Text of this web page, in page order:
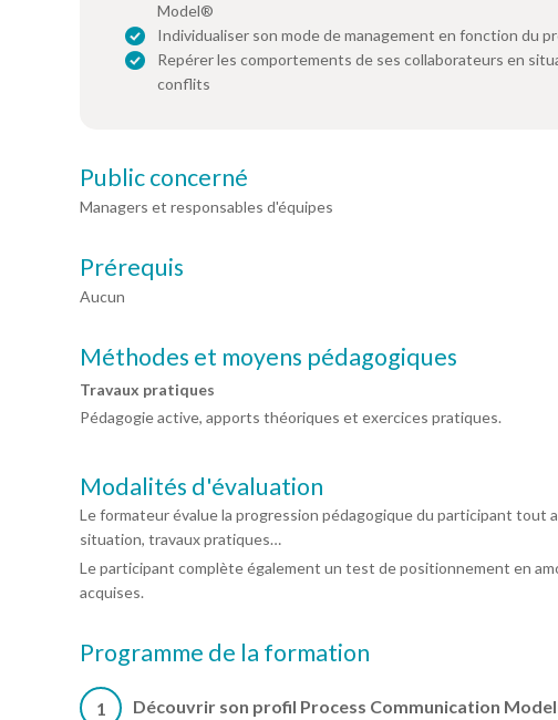
Model®
Individualiser son mode de management en fonction du
Repérer les comportements de ses collaborateurs en
conflits
Public concerné
Managers et responsables d'équipes
Prérequis
Aucun
Méthodes et moyens pédagogiques
Travaux pratiques
Pédagogie active, apports théoriques et exercices pratiques.
Modalités d'évaluation
Le formateur évalue la progression pédagogique du participant tout
situation, travaux pratiques…
Le participant complète également un test de positionnement en
acquises.
Programme de la formation
1 Découvrir son profil Process Communication